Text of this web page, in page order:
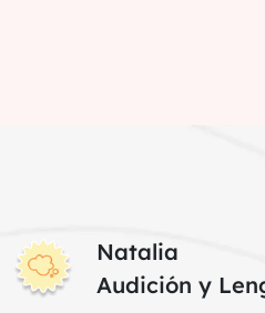
Natalia
Audición y